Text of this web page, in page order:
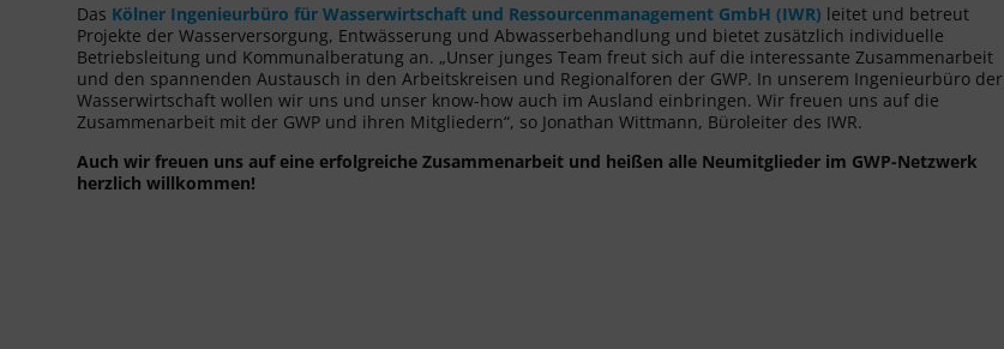
Das Kölner Ingenieurbüro für Wasserwirtschaft und Ressourcenmanagement GmbH (IWR) leitet und betreut
Projekte der Wasserversorgung, Entwässerung und Abwasserbehandlung und bietet zusätzlich individuelle
Betriebsleitung und Kommunalberatung an. „Unser junges Team freut sich auf die interessante Zusammenarbeit
und den spannenden Austausch in den Arbeitskreisen und Regionalforen der GWP. In unserem Ingenieurbüro der
Wasserwirtschaft wollen wir uns und unser know-how auch im Ausland einbringen. Wir freuen uns auf die
Zusammenarbeit mit der GWP und ihren Mitgliedern“, so Jonathan Wittmann, Büroleiter des IWR.
Auch wir freuen uns auf eine erfolgreiche Zusammenarbeit und heißen alle Neumitglieder im GWP-Netzwerk
herzlich willkommen!